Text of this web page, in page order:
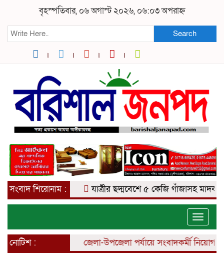
বৃহস্পতিবার, ০৬ অগাস্ট ২০২৬, ০৬:০৩ অপরাহ্ন
Search
সংবাদ শিরোনাম : যাত্রীর ছদ্মবেশে ৫ কেজি গাঁজাসহ মাদক
Toggle
নোটিশ :
জেলা-উপজেলা পর্যায়ে সংবাদকর্মী নিয়োগ চলছে।